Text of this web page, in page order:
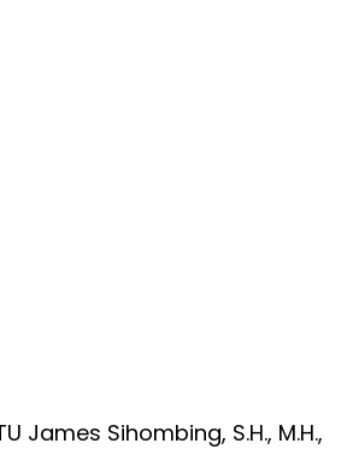
James Sihombing, S.H., M.H.,